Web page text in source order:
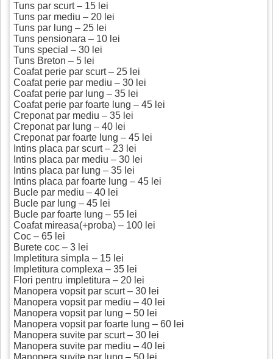
Tuns par scurt – 15 lei
Tuns par mediu – 20 lei
Tuns par lung – 25 lei
Tuns pensionara – 10 lei
Tuns special – 30 lei
Tuns Breton – 5 lei
Coafat perie par scurt – 25 lei
Coafat perie par mediu – 30 lei
Coafat perie par lung – 35 lei
Coafat perie par foarte lung – 45 lei
Creponat par mediu – 35 lei
Creponat par lung – 40 lei
Creponat par foarte lung – 45 lei
Intins placa par scurt – 23 lei
Intins placa par mediu – 30 lei
Intins placa par lung – 35 lei
Intins placa par foarte lung – 45 lei
Bucle par mediu – 40 lei
Bucle par lung – 45 lei
Bucle par foarte lung – 55 lei
Coafat mireasa(+proba) – 100 lei
Coc – 65 lei
Burete coc – 3 lei
Impletitura simpla – 15 lei
Impletitura complexa – 35 lei
Flori pentru impletitura – 20 lei
Manopera vopsit par scurt – 30 lei
Manopera vopsit par mediu – 40 lei
Manopera vopsit par lung – 50 lei
Manopera vopsit par foarte lung – 60 lei
Manopera suvite par scurt – 30 lei
Manopera suvite par mediu – 40 lei